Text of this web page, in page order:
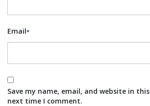
Email*
Save my name, email, and website in
next time I comment.